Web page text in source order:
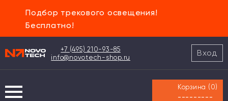
Подбор трекового освещения!
Бесплатно!
+7 (495) 210-93-85
info@novotech-shop.ru
Вход
Корзина ( 0)
---------